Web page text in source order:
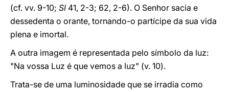
(cf. vv. 9-10; Sl 41, 2-3; 62, 2-6). O Senhor sacia e
dessedenta o orante, tornando-o partícipe da sua vida
plena e imortal.
A outra imagem é representada pelo símbolo da luz:
"Na vossa Luz é que vemos a luz" (v. 10).
Trata-se de uma luminosidade que se irradia como